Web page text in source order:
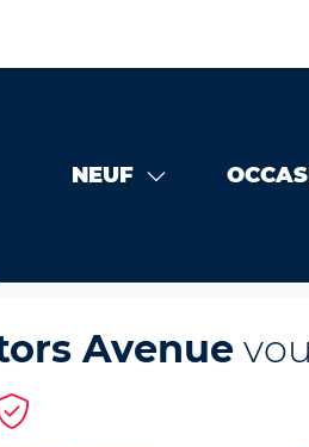
NEUF
Avenue